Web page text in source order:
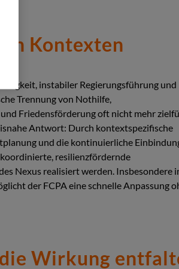
Kontexten
instabiler Regierungsführung und
Trennung von Nothilfe,
Friedensförderung oft nicht mehr
Antwort: Durch kontextspezifische
und die kontinuierliche
resilienzfördernde
Nexus realisiert werden. Insbesondere
der FCPA eine schnelle Anpassung
Wirkung